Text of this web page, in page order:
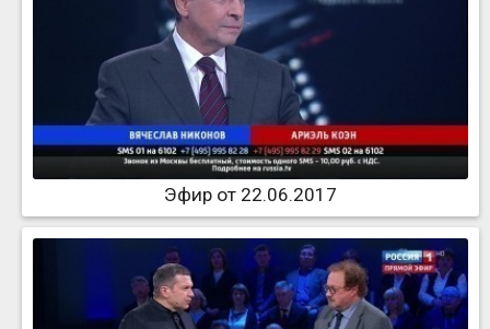
Эфир от 22.06.2017